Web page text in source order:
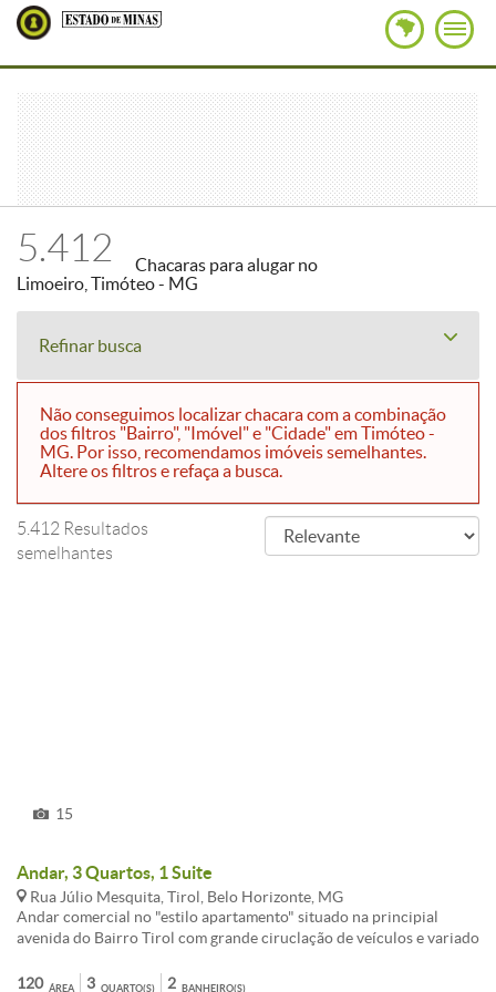
5.412
Chacaras para alugar no
Limoeiro, Timóteo - MG
Refinar busca
Não conseguimos localizar chacara com a combinação
dos filtros "Bairro", "Imóvel" e "Cidade" em Timóteo -
MG. Por isso, recomendamos imóveis semelhantes.
Altere os filtros e refaça a busca.
5.412 Resultados
semelhantes
15
Andar, 3 Quartos, 1 Suite
Rua Júlio Mesquita, Tirol, Belo Horizonte, MG
Andar comercial no "estilo apartamento" situado na principial
avenida do Bairro Tirol com grande ciruclação de veículos e variado
pavimentos, sendo: 1(primeiro): sala, 02 quartos, banheiro social,
ÁREA
120 QUARTO(S)
3 BANHEIRO(S)
2